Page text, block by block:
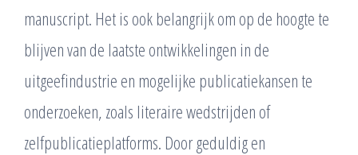
manuscript. Het is ook belangrijk om op de hoogte te
blijven van de laatste ontwikkelingen in de
uitgeefindustrie en mogelijke publicatiekansen te
onderzoeken, zoals literaire wedstrijden of
zelfpublicatieplatforms. Door geduldig en